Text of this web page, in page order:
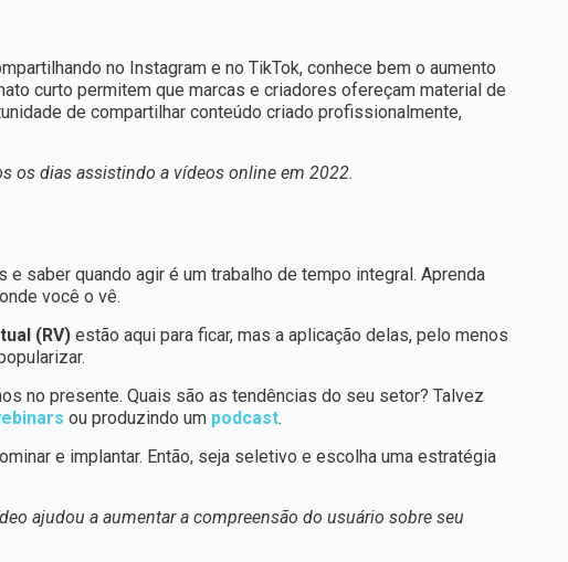
no Instagram e no TikTok, conhece bem o aumento
curto permitem que marcas e criadores ofereçam material de
de compartilhar conteúdo criado profissionalmente,
os dias assistindo a vídeos online em 2022.
saber quando agir é um trabalho de tempo integral. Aprenda
você o vê.
(RV)estão aqui para ficar, mas a aplicação delas, pelo menos
no presente. Quais são as tendências do seu setor? Talvez
ou produzindo um podcast.
e implantar. Então, seja seletivo e escolha uma estratégia
ajudou a aumentar a compreensão do usuário sobre seu